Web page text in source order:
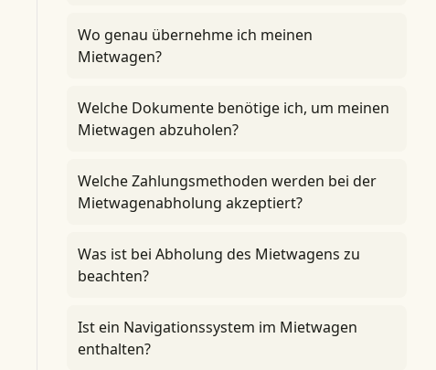
Wo genau übernehme ich meinen
Mietwagen?
Welche Dokumente benötige ich, um meinen
Mietwagen abzuholen?
Welche Zahlungsmethoden werden bei der
Mietwagenabholung akzeptiert?
Was ist bei Abholung des Mietwagens zu
beachten?
Ist ein Navigationssystem im Mietwagen
enthalten?